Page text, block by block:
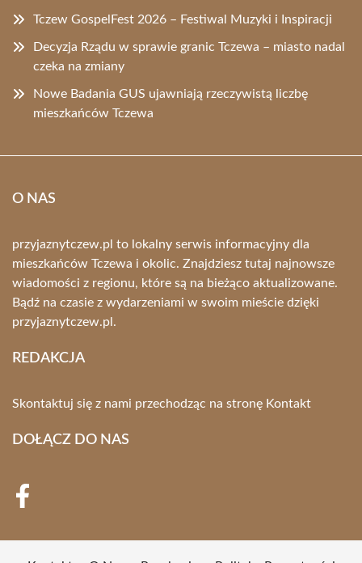
Tczew GospelFest 2026 – Festiwal Muzyki i Inspiracji
Decyzja Rządu w sprawie granic Tczewa – miasto nadal
czeka na zmiany
Nowe Badania GUS ujawniają rzeczywistą liczbę
mieszkańców Tczewa
O NAS
przyjaznytczew.pl to lokalny serwis informacyjny dla
mieszkańców Tczewa i okolic. Znajdziesz tutaj najnowsze
wiadomości z regionu, które są na bieżąco aktualizowane.
Bądź na czasie z wydarzeniami w swoim mieście dzięki
przyjaznytczew.pl.
REDAKCJA
Skontaktuj się z nami przechodząc na stronę Kontakt
DOŁĄCZ DO NAS